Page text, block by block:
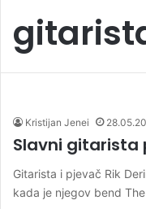
Kristijan Jenei
Slavni gitarista
​Gitarista i pjevač Rik
kada je njegov bend